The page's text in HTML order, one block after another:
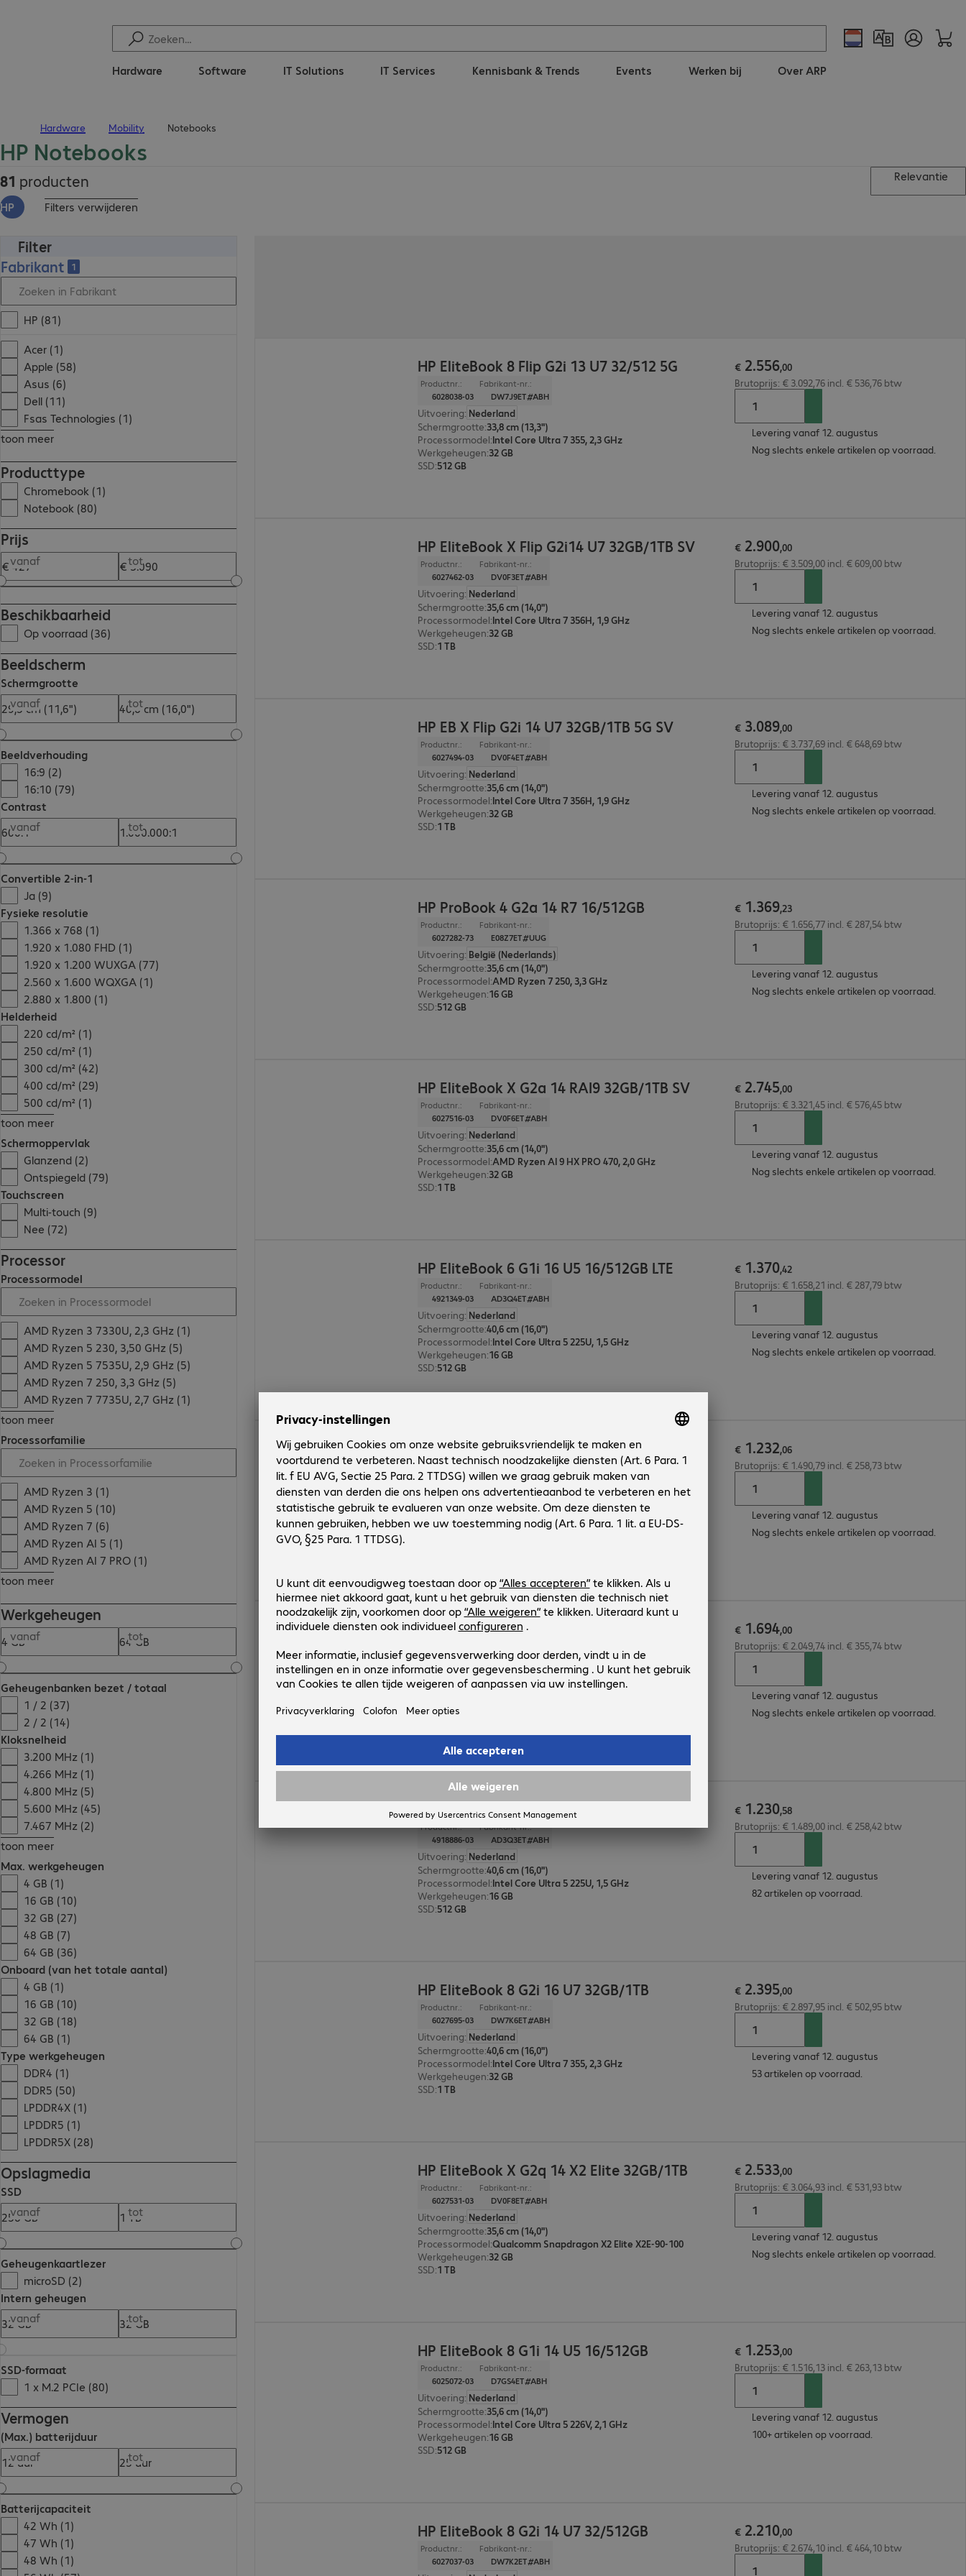
Hardware Software IT Solutions IT Services Kennisbank & Trends Events Werken bij Over ARP
Hardware Mobility Notebooks
HP Notebooks
81 producten Relevantie
HP Filters verwijderen
Filter
Fabrikant
1
HP (81)
Acer (1)
Apple (58)
Asus (6)
Dell (11)
Fsas Technologies (1)
toon meer
Producttype
Chromebook (1)
Notebook (80)
Prijs
vanaf tot
Beschikbaarheid
Op voorraad (36)
Beeldscherm
Schermgrootte
vanaf
tot
Beeldverhouding
16:9 (2)
16:10 (79)
Contrast
vanaf
tot
Convertible 2-in-1
Ja (9)
Fysieke resolutie
1.366 x 768 (1)
1.920 x 1.080 FHD (1)
1.920 x 1.200 WUXGA (77)
2.560 x 1.600 WQXGA (1)
2.880 x 1.800 (1)
Helderheid
220 cd/m² (1)
250 cd/m² (1)
300 cd/m² (42)
400 cd/m² (29)
500 cd/m² (1)
toon meer
Schermoppervlak
Glanzend (2)
Ontspiegeld (79)
Touchscreen
Multi-touch (9)
Nee (72)
Processor
Processormodel
AMD Ryzen 3 7330U, 2,3 GHz (1)
AMD Ryzen 5 230, 3,50 GHz (5)
AMD Ryzen 5 7535U, 2,9 GHz (5)
AMD Ryzen 7 250, 3,3 GHz (5)
AMD Ryzen 7 7735U, 2,7 GHz (1)
toon meer
Processorfamilie
AMD Ryzen 3 (1)
AMD Ryzen 5 (10)
AMD Ryzen 7 (6)
AMD Ryzen AI 5 (1)
AMD Ryzen AI 7 PRO (1)
toon meer
Werkgeheugen
vanaf tot
Geheugenbanken bezet / totaal
1 / 2 (37)
2 / 2 (14)
Kloksnelheid
3.200 MHz (1)
4.266 MHz (1)
4.800 MHz (5)
5.600 MHz (45)
7.467 MHz (2)
toon meer
Max. werkgeheugen
4 GB (1)
16 GB (10)
32 GB (27)
48 GB (7)
64 GB (36)
Onboard (van het totale aantal)
4 GB (1)
16 GB (10)
32 GB (18)
64 GB (1)
Type werkgeheugen
DDR4 (1)
DDR5 (50)
LPDDR4X (1)
LPDDR5 (1)
LPDDR5X (28)
Opslagmedia
SSD
vanaf
tot
Geheugenkaartlezer
microSD (2)
Intern geheugen
vanaf
tot
SSD-formaat
1 x M.2 PCIe (80)
Vermogen
(Max.) batterijduur
vanaf
tot
Batterijcapaciteit
42 Wh (1)
47 Wh (1)
48 Wh (1)
HP EliteBook 8 Flip G2i 13 U7 32/512 5G
Productnr.:
6028038-03
Fabrikant-nr.:
DW7J9ET#ABH
Uitvoering: Nederland
Schermgrootte:33,8 cm (13,3")
Processormodel:Intel Core Ultra 7 355, 2,3 GHz
Werkgeheugen:32 GB
SSD:512 GB
€ 2.556,00
Brutoprijs: € 3.092,76 incl. € 536,76 btw
Levering vanaf 12. augustus
Nog slechts enkele artikelen op voorraad.
HP EliteBook X Flip G2i14 U7 32GB/1TB SV
Productnr.:
6027462-03
Fabrikant-nr.:
DV0F3ET#ABH
Uitvoering: Nederland
Schermgrootte:35,6 cm (14,0")
Processormodel:Intel Core Ultra 7 356H, 1,9 GHz
Werkgeheugen:32 GB
SSD:1 TB
€ 2.900,00
Brutoprijs: € 3.509,00 incl. € 609,00 btw
Levering vanaf 12. augustus
Nog slechts enkele artikelen op voorraad.
HP EB X Flip G2i 14 U7 32GB/1TB 5G SV
Productnr.:
6027494-03
Fabrikant-nr.:
DV0F4ET#ABH
Uitvoering: Nederland
Schermgrootte:35,6 cm (14,0")
Processormodel:Intel Core Ultra 7 356H, 1,9 GHz
Werkgeheugen:32 GB
SSD:1 TB
€ 3.089,00
Brutoprijs: € 3.737,69 incl. € 648,69 btw
Levering vanaf 12. augustus
Nog slechts enkele artikelen op voorraad.
HP ProBook 4 G2a 14 R7 16/512GB
Productnr.:
6027282-73
Fabrikant-nr.:
E08Z7ET#UUG
Uitvoering: België (Nederlands)
Schermgrootte:35,6 cm (14,0")
Processormodel:AMD Ryzen 7 250, 3,3 GHz
Werkgeheugen:16 GB
SSD:512 GB
€ 1.369,23
Brutoprijs: € 1.656,77 incl. € 287,54 btw
Levering vanaf 12. augustus
Nog slechts enkele artikelen op voorraad.
HP EliteBook X G2a 14 RAI9 32GB/1TB SV
Productnr.:
6027516-03
Fabrikant-nr.:
DV0F6ET#ABH
Uitvoering: Nederland
Schermgrootte:35,6 cm (14,0")
Processormodel:AMD Ryzen AI 9 HX PRO 470, 2,0 GHz
Werkgeheugen:32 GB
SSD:1 TB
€ 2.745,00
Brutoprijs: € 3.321,45 incl. € 576,45 btw
Levering vanaf 12. augustus
Nog slechts enkele artikelen op voorraad.
HP EliteBook 6 G1i 16 U5 16/512GB LTE
Productnr.:
4921349-03
Fabrikant-nr.:
AD3Q4ET#ABH
Uitvoering: Nederland
Schermgrootte:40,6 cm (16,0")
Processormodel:Intel Core Ultra 5 225U, 1,5 GHz
Werkgeheugen:16 GB
SSD:512 GB
€ 1.370,42
Brutoprijs: € 1.658,21 incl. € 287,79 btw
Levering vanaf 12. augustus
Nog slechts enkele artikelen op voorraad.
HP EliteBook 6 G1i 16 U7 16/512GB
Productnr.:
4926199-03
Fabrikant-nr.:
AD3Q5ET#ABH
Uitvoering:Nederland
Schermgrootte:40,6 cm (16,0")
Processormodel:Intel Core Ultra 7 255U, 2,0 GHz
€ 1.232,06
€ 1.232,06
Brutoprijs: € 1.490,79 incl. € 258,73 btw
Levering vanaf 12. augustus
Nog slechts enkele artikelen op voorraad.
HP ProBook 4 G2a 16 R7 32/512GB
6028622-03
E08ZCET#ABH
Uitvoering: Nederland
Schermgrootte:40,6 cm (16,0")
Werkgeheugen
€ 1.694,00
€ 1.694,00
Brutoprijs: € 2.049,74 incl. € 355,74 btw
Levering vanaf 12. augustus
Nog slechts enkele artikelen op voorraad.
HP EliteBook 6 G1i 16 U5 16/512GB
Productnr.:
4918886-03
Fabrikant-nr.:
AD3Q3ET#ABH
Uitvoering: Nederland
Schermgrootte:40,6 cm (16,0")
Processormodel:Intel Core Ultra 5 225U, 1,5 GHz
Werkgeheugen:16 GB
SSD:512 GB
€ 1.230,58
Brutoprijs: € 1.489,00 incl. € 258,42 btw
Levering vanaf 12. augustus
82 artikelen op voorraad.
HP EliteBook 8 G2i 16 U7 32GB/1TB
Productnr.:
6027695-03
Fabrikant-nr.:
DW7K6ET#ABH
Uitvoering: Nederland
Schermgrootte:40,6 cm (16,0")
Processormodel:Intel Core Ultra 7 355, 2,3 GHz
Werkgeheugen:32 GB
SSD:1 TB
€ 2.395,00
Brutoprijs: € 2.897,95 incl. € 502,95 btw
Levering vanaf 12. augustus
53 artikelen op voorraad.
HP EliteBook X G2q 14 X2 Elite 32GB/1TB
Productnr.:
6027531-03
Fabrikant-nr.:
DV0F8ET#ABH
Uitvoering: Nederland
Schermgrootte:35,6 cm (14,0")
Processormodel:Qualcomm Snapdragon X2 Elite X2E-90-100
Werkgeheugen:32 GB
SSD:1 TB
€ 2.533,00
Brutoprijs: € 3.064,93 incl. € 531,93 btw
Levering vanaf 12. augustus
Nog slechts enkele artikelen op voorraad.
HP EliteBook 8 G1i 14 U5 16/512GB
Productnr.:
6025072-03
Fabrikant-nr.:
D7GS4ET#ABH
Uitvoering: Nederland
Schermgrootte:35,6 cm (14,0")
Processormodel:Intel Core Ultra 5 226V, 2,1 GHz
Werkgeheugen:16 GB
SSD:512 GB
€ 1.253,00
Brutoprijs: € 1.516,13 incl. € 263,13 btw
Levering vanaf 12. augustus
100+ artikelen op voorraad.
HP EliteBook 8 G2i 14 U7 32/512GB
Productnr.:
6027037-03
Fabrikant-nr.:
DW7K2ET#ABH
€ 2.210,00
Brutoprijs: € 2.674,10 incl. € 464,10 btw